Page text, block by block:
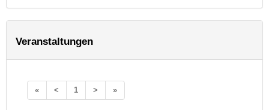
Veranstaltungen
« < 1 > »